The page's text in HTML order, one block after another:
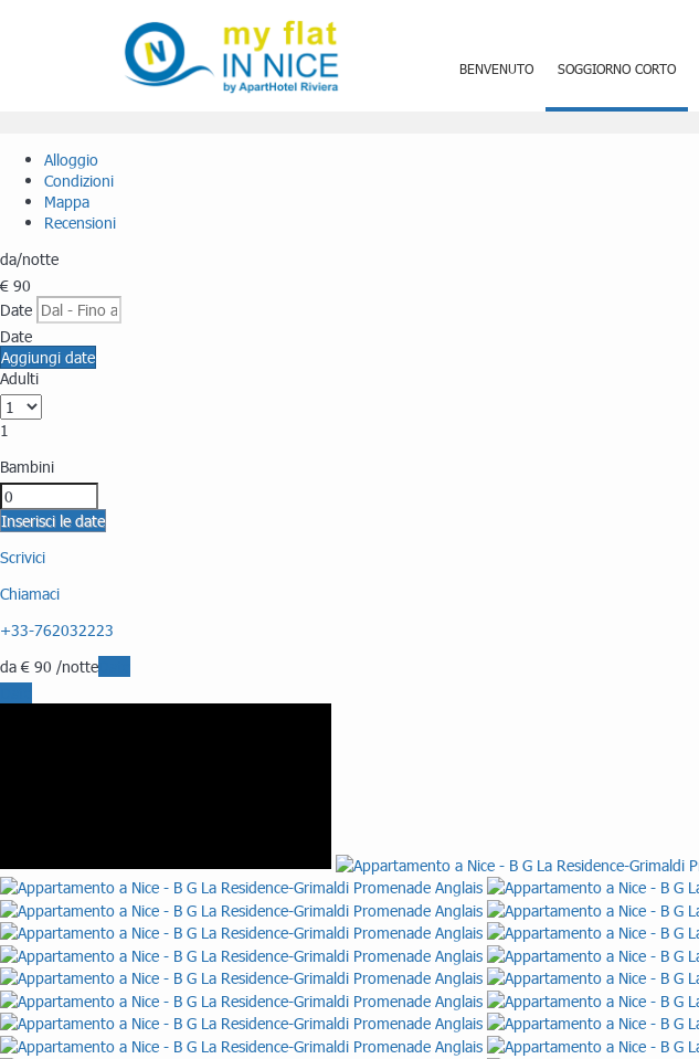
BENVENUTO SOGGIORNO CORTO
Alloggio
Condizioni
Mappa
Recensioni
da/notte
€ 90
Date
Date
Aggiungi date
Adulti
1
Bambini
Inserisci le date
Scrivici
Chiamaci
+33-762032223
da € 90 /notte